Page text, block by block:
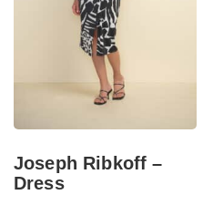
Joseph Ribkoff –
Dress